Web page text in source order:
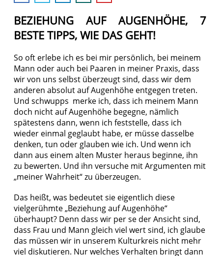
BEZIEHUNG AUF AUGENHÖHE, 7
BESTE TIPPS, WIE DAS GEHT!
So oft erlebe ich es bei mir persönlich, bei meinem
Mann oder auch bei Paaren in meiner Praxis, dass
wir von uns selbst überzeugt sind, dass wir dem
anderen absolut auf Augenhöhe entgegen treten.
Und schwupps merke ich, dass ich meinem Mann
doch nicht auf Augenhöhe begegne, nämlich
spätestens dann, wenn ich feststelle, dass ich
wieder einmal geglaubt habe, er müsse dasselbe
denken, tun oder glauben wie ich. Und wenn ich
dann aus einem alten Muster heraus beginne, ihn
zu bewerten. Und ihn versuche mit Argumenten mit
„meiner Wahrheit“ zu überzeugen.
Das heißt, was bedeutet sie eigentlich diese
vielgerühmte „Beziehung auf Augenhöhe“
überhaupt? Denn dass wir per se der Ansicht sind,
dass Frau und Mann gleich viel wert sind, ich glaube
das müssen wir in unserem Kulturkreis nicht mehr
viel diskutieren. Nur welches Verhalten bringt dann